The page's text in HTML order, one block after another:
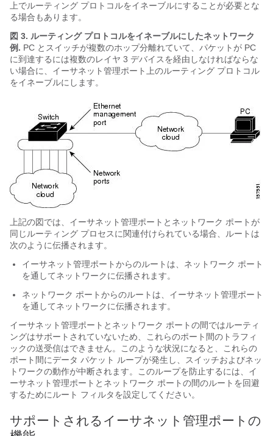
上でルーティング プロトコルをイネーブルにすることが必要とな
る場合もあります。
図 3. ルーティング プロトコルをイネーブルにしたネットワーク
例. PC と スイッチが複数のホップ分離れていて、パケットが PC
に到達するには複数のレイヤ 3 デバイスを経由しなければならな
い場合に、イーサネット管理ポート上のルーティング プロトコル
をイネーブルにします。
上記の図では、イーサネット管理ポートとネットワーク ポートが
同じルーティング プロセスに関連付けられている場合、ルートは
次のように伝播されます。
イーサネット管理ポートからのルートは、ネットワーク ポート
を通してネットワークに伝播されます。
ネットワーク ポートからのルートは、イーサネット管理ポート
を通してネットワークに伝播されます。
イーサネット管理ポートとネットワーク ポートの間ではルーティ
ングはサポートされていないため、これらのポート間のトラフィ
ックの送受信はできません。このような状況になると、これらの
ポート間にデータ パケット ループが発生し、
スイッチおよびネッ
トワークの動作が中断されます。このループを防止するには、イ
ーサネット管理ポートとネットワーク ポートの間のルートを回避
するためにルート フィルタを設定してください。
サポートされるイーサネット管理ポートの